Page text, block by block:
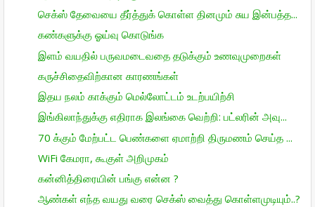
செக்ஸ் தேவையை தீர்த்துக் கொள்ள தினமும் சுய இன்பத்த...
கண்களுக்கு ஓய்வு கொடுங்க
இளம் வயதில் பருவமடைவதை தடுக்கும் உணவுமுறைகள்
கருச்சிதைவிற்கான காரணங்கள்
இதய நலம் காக்கும் மெல்லோட்டம் உடற்பயிற்சி
இங்கிலாந்துக்கு எதிராக இலங்கை வெற்றி: பட்லரின் அவு...
70 க்கும் மேற்பட்ட பெண்களை ஏமாற்றி திருமணம் செய்த ...
WiFi கேமரா, கூகுள் அறிமுகம்
கன்னித்திரையின் பங்கு என்ன ?
ஆண்கள் எந்த வயது வரை செக்ஸ் வைத்து கொள்ளமுடியும்..?